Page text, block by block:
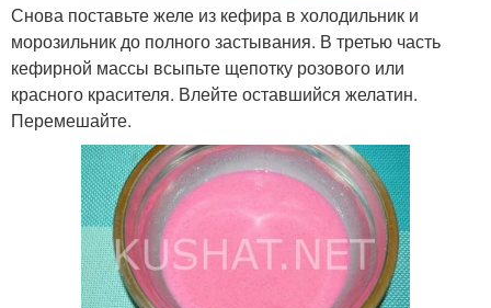
Снова поставьте желе из кефира в холодильник и
морозильник до полного застывания. В третью часть
кефирной массы всыпьте щепотку розового или
красного красителя. Влейте оставшийся желатин.
Перемешайте.